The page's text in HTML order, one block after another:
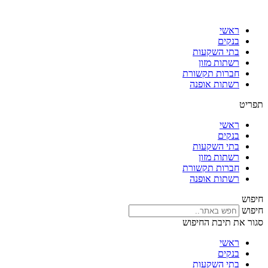
ראשי
בנקים
בתי השקעות
רשתות מזון
חברות תקשורת
רשתות אופנה
תפריט
ראשי
בנקים
בתי השקעות
רשתות מזון
חברות תקשורת
רשתות אופנה
חיפוש
חיפוש
סגור את תיבת החיפוש
ראשי
בנקים
בתי השקעות